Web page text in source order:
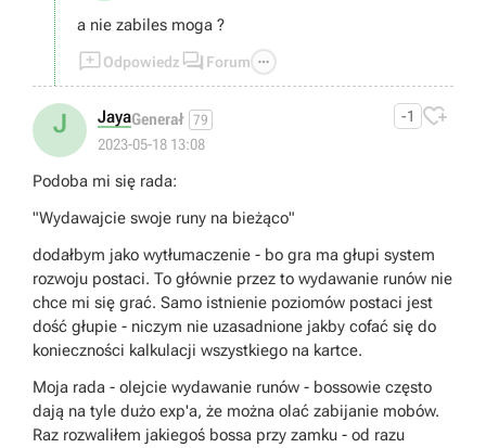
a nie zabiles moga ?
Odpowiedz  Forum 
J JayaGenerał 79
2023-05-18 13:08
-1 
Podoba mi się rada:
"Wydawajcie swoje runy na bieżąco"
dodałbym jako wytłumaczenie - bo gra ma głupi system
rozwoju postaci. To głównie przez to wydawanie runów nie
chce mi się grać. Samo istnienie poziomów postaci jest
dość głupie - niczym nie uzasadnione jakby cofać się do
konieczności kalkulacji wszystkiego na kartce.
Moja rada - olejcie wydawanie runów - bossowie często
dają na tyle dużo exp'a, że można olać zabijanie mobów.
Raz rozwaliłem jakiegoś bossa przy zamku - od razu